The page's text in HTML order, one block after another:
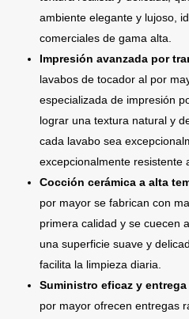
ambiente elegante y lujoso,
comerciales de gama alta.
Impresión avanzada por
lavabos de tocador al por
especializada de impresión
lograr una textura natural y
cada lavabo sea
excepcionalmente resistente
Cocción cerámica a alta
por mayor se fabrican con
primera calidad y se cuecen
una superficie suave y
facilita la limpieza diaria.
Suministro eficaz y
por mayor ofrecen entregas